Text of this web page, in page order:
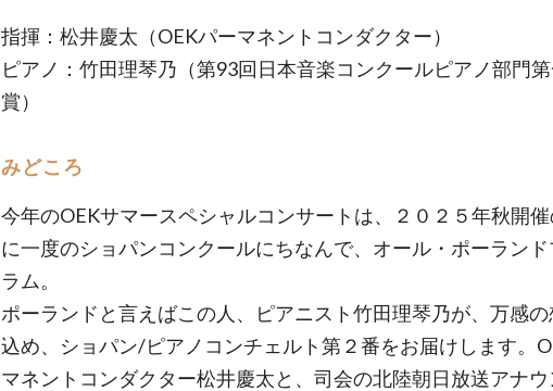
指揮：松井慶太（OEKパーマネントコンダクター）
ピアノ：竹田理琴乃（第93回日本音楽コンクールピアノ部門
賞）
みどころ
今年のOEKサマースペシャルコンサートは、２０２５年秋開
に一度のショパンコンクールにちなんで、オール・ポーラン
ラム。
ポーランドと言えばこの人、ピアニスト竹田理琴乃が、万感の
込め、ショパン/ピアノコンチェルト第２番をお届けします。
マネントコンダクター松井慶太と、司会の北陸朝日放送アナウ